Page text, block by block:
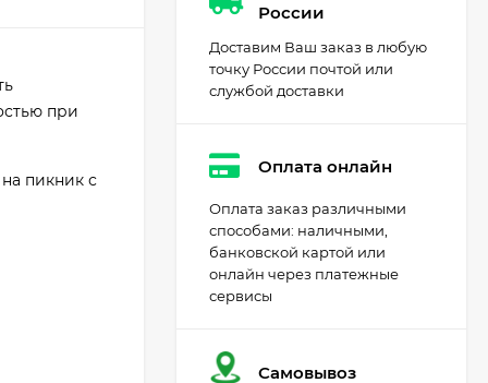
при
пикник с
России
Доставим Ваш заказ в любую
точку России почтой или
службой доставки
Оплата онлайн
Оплата заказ различными
способами: наличными,
банковской картой или
онлайн через платежные
сервисы
Самовывоз